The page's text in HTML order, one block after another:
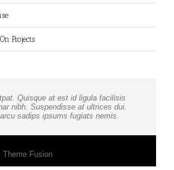
Projects
Quisque at est id ligula facilisis
nibh. Suspendisse at ultrices dui.
sadips ipsums fugiats nemis.
Theme Fusion